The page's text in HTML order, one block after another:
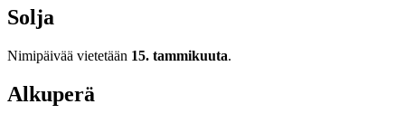
Solja
Nimipäivää vietetään 15. tammikuuta.
Alkuperä